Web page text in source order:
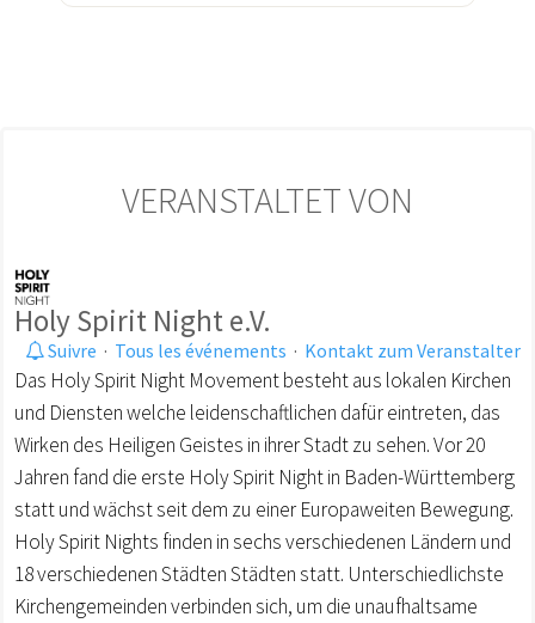
VERANSTALTET VON
Holy Spirit Night e.V.
Suivre · Tous les événements · Kontakt zum Veranstalter
Das Holy Spirit Night Movement besteht aus lokalen Kirchen
und Diensten welche leidenschaftlichen dafür eintreten, das
Wirken des Heiligen Geistes in ihrer Stadt zu sehen. Vor 20
Jahren fand die erste Holy Spirit Night in Baden-Württemberg
statt und wächst seit dem zu einer Europaweiten Bewegung.
Holy Spirit Nights finden in sechs verschiedenen Ländern und
18 verschiedenen Städten Städten statt. Unterschiedlichste
Kirchengemeinden verbinden sich, um die unaufhaltsame